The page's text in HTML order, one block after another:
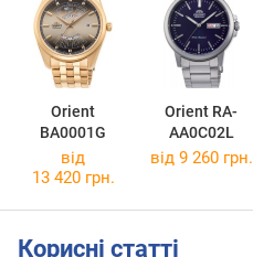
Orient
BA0001G
Orient RA-
AA0C02L
від
13 420 грн.
від 9 260 грн.
Корисні статті